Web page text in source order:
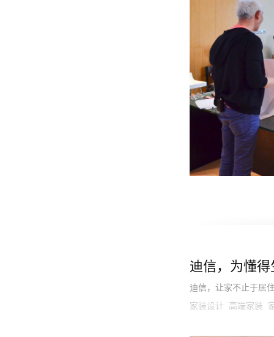
迪信，为懂
迪信，让家不止于居
家装设计 高端家装